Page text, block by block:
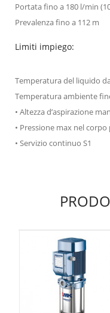
Portata fino a 180 l/min
Prevalenza fino a 112 m
Limiti impiego:
Temperatura del liquido
Temperatura ambiente
• Altezza d’aspirazione
• Pressione max nel
• Servizio continuo S1